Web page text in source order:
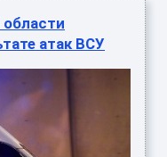
атак ВСУ